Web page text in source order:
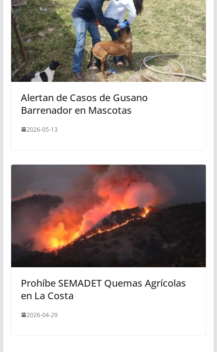
Alertan de Casos de Gusano
Barrenador en Mascotas
2026-05-13
Prohíbe SEMADET Quemas Agrícolas
en La Costa
2026-04-29